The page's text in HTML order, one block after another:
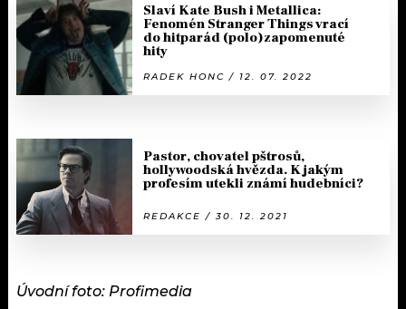
Slaví Kate Bush i Metallica:
Fenomén Stranger Things vrací
do hitparád (polo)zapomenuté
hity
RADEK HONC / 12. 07. 2022
Pastor, chovatel pštrosů,
hollywoodská hvězda. K jakým
profesím utekli známí hudebníci?
REDAKCE / 30. 12. 2021
Úvodní foto: Profimedia